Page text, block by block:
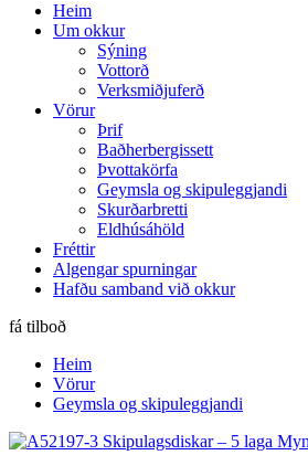
Heim
Um okkur
Sýning
Vottorð
Verksmiðjuferð
Vörur
Þrif
Baðherbergissett
Þvottakörfa
Geymsla og skipuleggjandi
Skurðarbretti
Eldhúsáhöld
Fréttir
Algengar spurningar
Hafðu samband við okkur
fá tilboð
Heim
Vörur
Geymsla og skipuleggjandi